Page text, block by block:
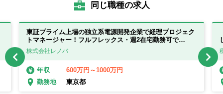
同じ職種の求人
東証プライム上場の独立系電源開発企業で経理プロジェク
トマネージャー！フルフレックス・週2在宅勤務可で
WLB◎！【東京都】
株式会社レノバ
年収
600万円～1000万円
勤務地
東京都